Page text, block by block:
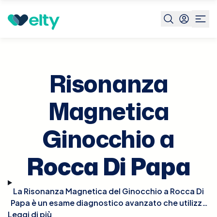
Prenota visita Risonanza Magnetica Ginocchio Rocca
Risonanza
Magnetica
Ginocchio a
Rocca Di Papa
La Risonanza Magnetica del Ginocchio a Rocca Di
Papa è un esame diagnostico avanzato che utilizza
campi magnetici per ottenere immagini dettagliate
Leggi di più